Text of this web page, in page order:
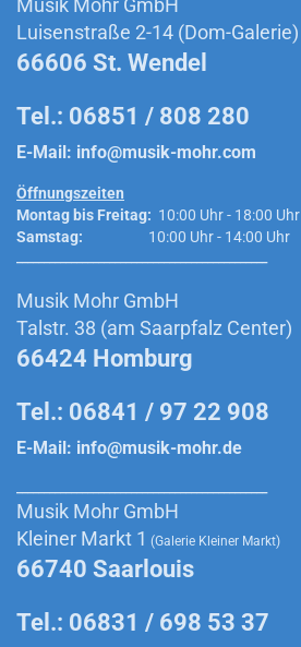
Musik Mohr GmbH
Luisenstraße 2-14 (Dom-Galerie)
66606 St. Wendel
Tel.: 06851 / 808 280
E-Mail: info@musik-mohr.com
Öffnungszeiten
Montag bis Freitag: 10:00 Uhr - 18:00 Uhr
Samstag: 10:00 Uhr - 14:00 Uhr
Musik Mohr GmbH
Talstr. 38 (am Saarpfalz Center)
66424 Homburg
Tel.: 06841 / 97 22 908
E-Mail: info@musik-mohr.de
Musik Mohr GmbH
Kleiner Markt 1 (Galerie Kleiner Markt)
66740 Saarlouis
Tel.: 06831 / 698 53 37